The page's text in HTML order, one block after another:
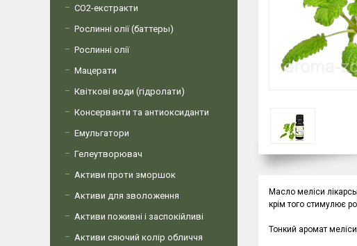
Масло меліси
крім того стимулює
Тонкий аромат
СО2-екстракти
Рослинні олії (баттеры)
Рослинні олії
Мацерати
Квіткові води (гідролати)
Консерванти та антиоксиданти
Емульгатори
Гелеутворювач
Активи проти зморшок
Активи для зволоження
Активи поживні і заспокійливі
Активи сяючий колір обличчя